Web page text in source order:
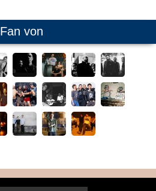
Fan von